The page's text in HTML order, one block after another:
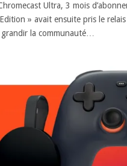
Ultra, 3 mois
» avait ensuite pris le
la communauté…